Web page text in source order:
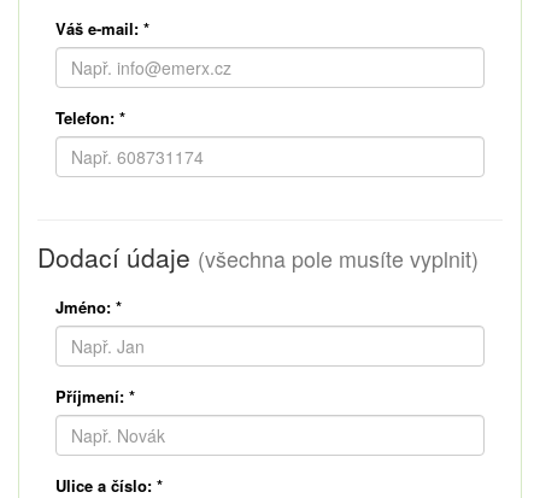
Váš e-mail: *
Telefon: *
Dodací údaje (všechna pole musíte vyplnit)
Jméno: *
Příjmení: *
Ulice a číslo: *